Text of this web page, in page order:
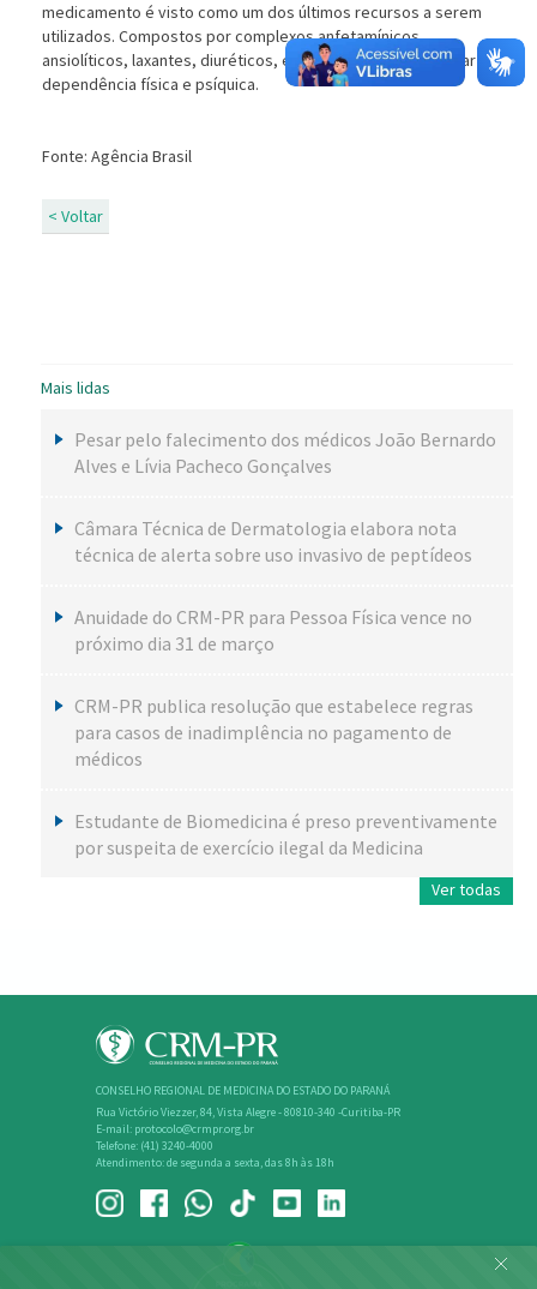
medicamento é visto como um dos últimos recursos a serem
utilizados. Compostos por complexos anfetamínicos,
ansiolíticos, laxantes, diuréticos, entre outros, podem gerar
dependência física e psíquica.
Fonte: Agência Brasil
< Voltar
Mais lidas
Pesar pelo falecimento dos médicos João Bernardo
Alves e Lívia Pacheco Gonçalves
Câmara Técnica de Dermatologia elabora nota
técnica de alerta sobre uso invasivo de peptídeos
Anuidade do CRM-PR para Pessoa Física vence no
próximo dia 31 de março
CRM-PR publica resolução que estabelece regras
para casos de inadimplência no pagamento de
médicos
Estudante de Biomedicina é preso preventivamente
por suspeita de exercício ilegal da Medicina
Ver todas
CONSELHO REGIONAL DE MEDICINA DO ESTADO DO PARANÁ
Rua Victório Viezzer, 84, Vista Alegre - 80810-340 -Curitiba-PR
E-mail: protocolo@crmpr.org.br
Telefone: (41) 3240-4000
Atendimento: de segunda a sexta, das 8h às 18h